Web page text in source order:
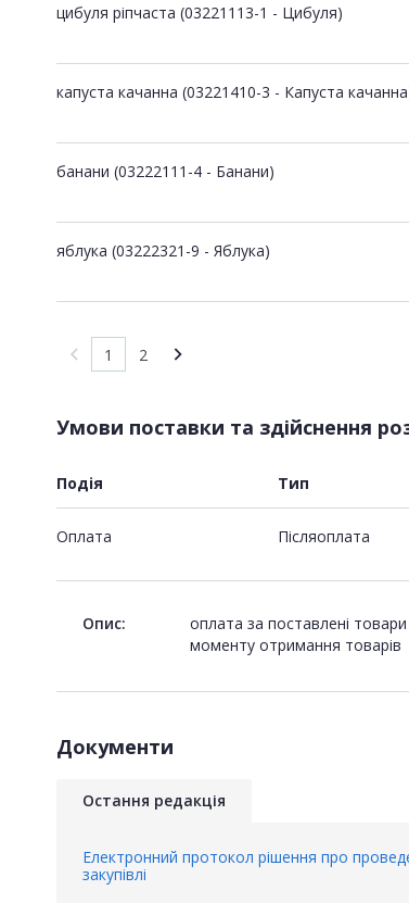
цибуля ріпчаста (03221113-1 - Цибуля)
капуста качанна (03221410-3 - Капуста
банани (03222111-4 - Банани)
яблука (03222321-9 - Яблука)
1 2
Умови поставки та здійснення
Подія Тип
Оплата Пiсляоплата
Опис:
оплата за поставлені
моменту отримання товарів
Документи
Остання редакція
Електронний протокол рішення про
закупівлі